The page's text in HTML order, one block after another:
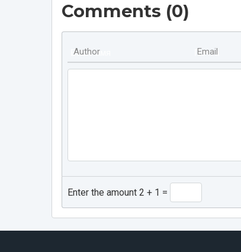
Comments (0)
Author Email
Enter the amount 2 + 1